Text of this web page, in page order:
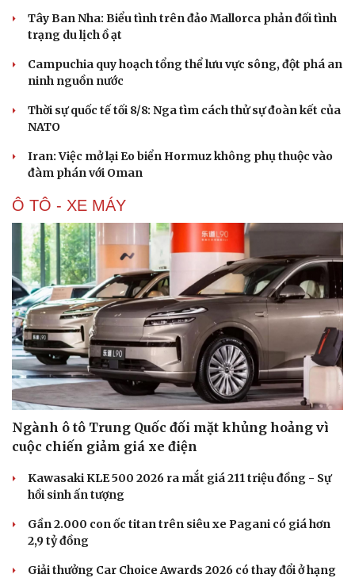
Cải chính
Tây Ban Nha: Biểu tình trên đảo Mallorca phản đối tình
trạng du lịch ồ ạt
Campuchia quy hoạch tổng thể lưu vực sông, đột phá an
ninh nguồn nước
Thời sự quốc tế tối 8/8: Nga tìm cách thử sự đoàn kết của
NATO
Iran: Việc mở lại Eo biển Hormuz không phụ thuộc vào
đàm phán với Oman
Ô TÔ - XE MÁY
Ngành ô tô Trung Quốc đối mặt khủng hoảng vì
cuộc chiến giảm giá xe điện
Kawasaki KLE 500 2026 ra mắt giá 211 triệu đồng - Sự
hồi sinh ấn tượng
Gần 2.000 con ốc titan trên siêu xe Pagani có giá hơn
2,9 tỷ đồng
Giải thưởng Car Choice Awards 2026 có thay đổi ở hạng